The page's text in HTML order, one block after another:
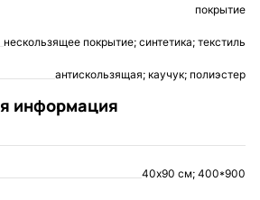
покрытие
нескользящее покрытие; синтетика; текстиль
антискользящая; каучук; полиэстер
информация
40х90 см; 400*900